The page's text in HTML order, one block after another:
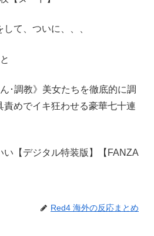
て、ついに、、、
･調教》美女たちを徹底的に調
責めでイキ狂わせる豪華七十連
い【デジタル特装版】【FANZA
Red4 海外の反応まとめ